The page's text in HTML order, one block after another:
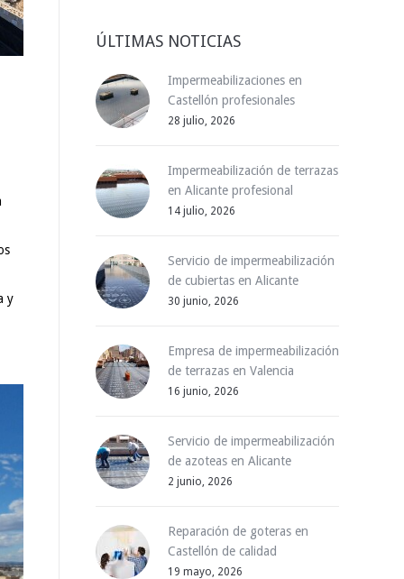
y
ÚLTIMAS NOTICIAS
Impermeabilizaciones en
Castellón profesionales
28 julio, 2026
Impermeabilización de terrazas
en Alicante profesional
14 julio, 2026
Servicio de impermeabilización
de cubiertas en Alicante
30 junio, 2026
Empresa de impermeabilización
de terrazas en Valencia
16 junio, 2026
Servicio de impermeabilización
de azoteas en Alicante
2 junio, 2026
Reparación de goteras en
Castellón de calidad
19 mayo, 2026